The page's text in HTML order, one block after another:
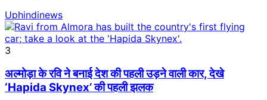
Uphindinews
3
अल्मोड़ा के रवि ने बनाई देश की पहली उड़ने वाली कार, देखे
‘Hapida Skynex’ की पहली झलक